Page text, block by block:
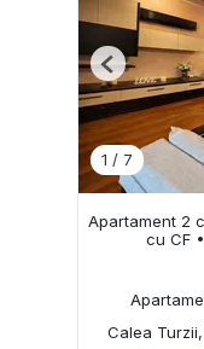
1 / 7
Previous
Apartament 2
cu CF
Calea